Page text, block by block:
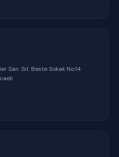
San. Sit. Beste Sokak No:14